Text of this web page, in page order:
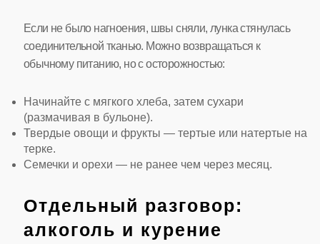
Если не было нагноения, швы сняли, лунка стянулась
соединительной тканью. Можно возвращаться к
обычному питанию, но с осторожностью:
Начинайте с мягкого хлеба, затем сухари
(размачивая в бульоне).
Твердые овощи и фрукты — тертые или натертые на
терке.
Семечки и орехи — не ранее чем через месяц.
Отдельный разговор:
алкоголь и курение